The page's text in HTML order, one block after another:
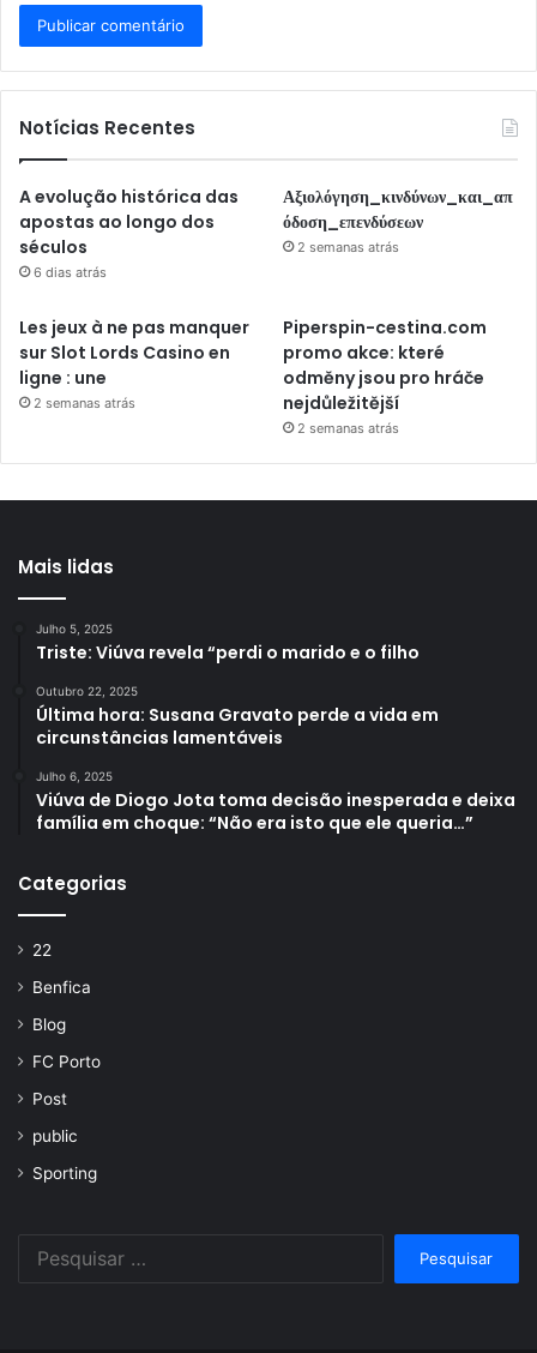
Notícias Recentes
A evolução histórica das
apostas ao longo dos
séculos
6 dias atrás
Αξιολόγηση_κινδύνων_και_απ
όδοση_επενδύσεων
2 semanas atrás
Les jeux à ne pas manquer
sur Slot Lords Casino en
ligne : une
2 semanas atrás
Piperspin-cestina.com
promo akce: které
odměny jsou pro hráče
nejdůležitější
2 semanas atrás
Mais lidas
Julho 5, 2025
Triste: Viúva revela “perdi o marido e o filho
Outubro 22, 2025
Última hora: Susana Gravato perde a vida em
circunstâncias lamentáveis
Julho 6, 2025
Viúva de Diogo Jota toma decisão inesperada e deixa
família em choque: “Não era isto que ele queria…”
Categorias
22
Benfica
Blog
FC Porto
Post
public
Sporting